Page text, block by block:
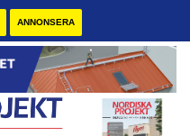
ANNONSERA